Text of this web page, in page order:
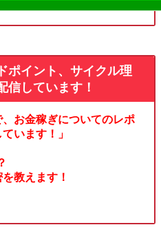
ポイント、サイクル理
信しています！
お金稼ぎについてのレポ
います！」
教えます！